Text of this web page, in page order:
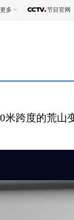
更多 节目官网
米跨度的荒山